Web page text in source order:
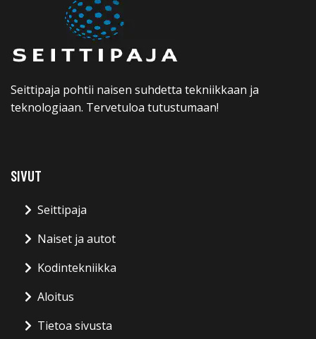
Seittipaja pohtii naisen suhdetta tekniikkaan ja
teknologiaan. Tervetuloa tutustumaan!
SIVUT
Seittipaja
Naiset ja autot
Kodintekniikka
Aloitus
Tietoa sivusta